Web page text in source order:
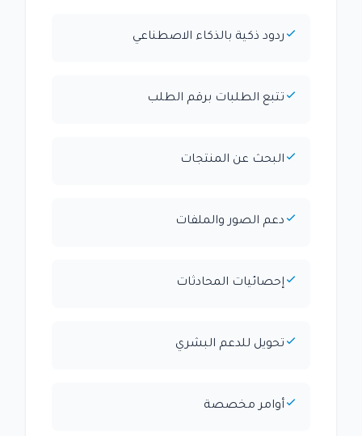
ردود ذكية بالذكاء الاصطناعي
تتبع الطلبات برقم الطلب
البحث عن المنتجات
دعم الصور والملفات
إحصائيات المحادثات
تحويل للدعم البشري
أوامر مخصصة